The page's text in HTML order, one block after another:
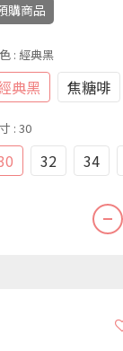
購商品
: 經典黑
典黑 焦糖啡
: 30
32 34